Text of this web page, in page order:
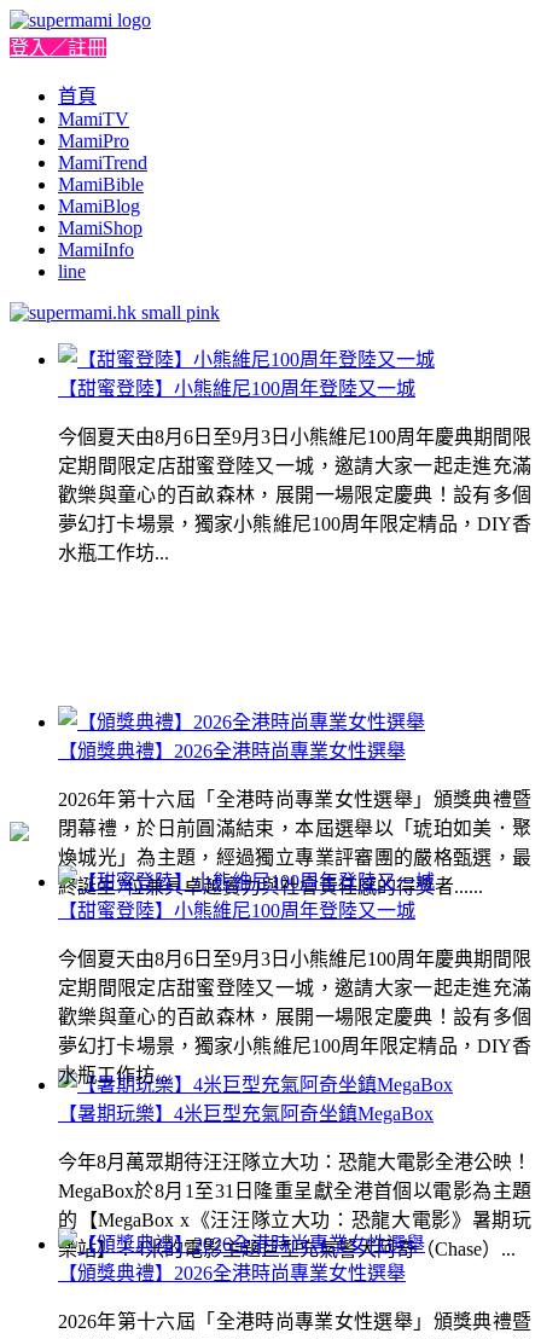
登入／註冊
首頁
MamiTV
MamiPro
MamiTrend
MamiBible
MamiBlog
MamiShop
MamiInfo
line
【甜蜜登陸】小熊維尼100周年登陸又一城
今個夏天由8月6日至9月3日小熊維尼100周年慶典期間限
定期間限定店甜蜜登陸又一城，邀請大家一起走進充滿
歡樂與童心的百畝森林，展開一場限定慶典！設有多個
夢幻打卡場景，獨家小熊維尼100周年限定精品，DIY香
水瓶工作坊...
【頒獎典禮】2026全港時尚專業女性選舉
2026年第十六屆「全港時尚專業女性選舉」頒獎典禮暨
閉幕禮，於日前圓滿結束，本屆選舉以「琥珀如美．聚
煥城光」為主題，經過獨立專業評審團的嚴格甄選，最
終誕生7位兼具卓越實力與社會責任感的得獎者......
【暑期玩樂】4米巨型充氣阿奇坐鎮MegaBox
今年8月萬眾期待汪汪隊立大功：恐龍大電影全港公映！
MegaBox於8月1至31日隆重呈獻全港首個以電影為主題
的【MegaBox x《汪汪隊立大功：恐龍大電影》暑期玩
樂站】！4米的電影主題巨型充氣警犬阿奇（Chase）...
【甜蜜登陸】小熊維尼100周年登陸又一城
今個夏天由8月6日至9月3日小熊維尼100周年慶典期間限
定期間限定店甜蜜登陸又一城，邀請大家一起走進充滿
歡樂與童心的百畝森林，展開一場限定慶典！設有多個
夢幻打卡場景，獨家小熊維尼100周年限定精品，DIY香
水瓶工作坊...
【頒獎典禮】2026全港時尚專業女性選舉
2026年第十六屆「全港時尚專業女性選舉」頒獎典禮暨